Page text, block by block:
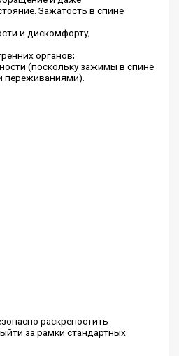
Зажатость в спине
и дискомфорту;
органов;
(поскольку зажимы в спине
переживаниями).
раскрепостить
за рамки стандартных